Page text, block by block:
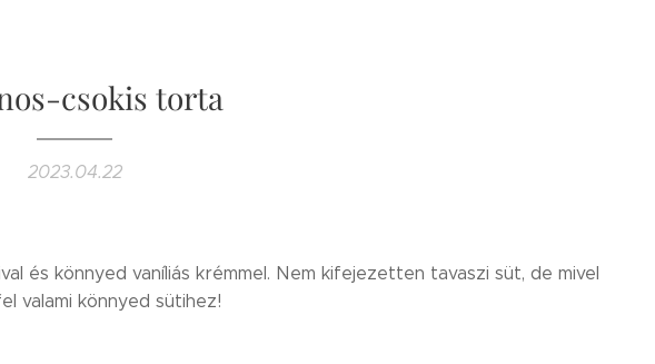
csokis torta
2023.04.22
és könnyed vaníliás krémmel. Nem kifejezetten tavaszi süt, de mivel
valami könnyed sütihez!